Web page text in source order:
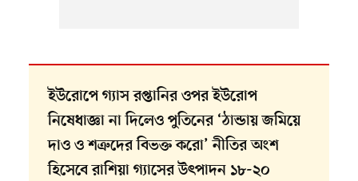
ইউরোপে গ্যাস রপ্তানির ওপর ইউরোপ
নিষেধাজ্ঞা না দিলেও পুতিনের ‘ঠান্ডায় জমিয়ে
দাও ও শত্রুদের বিভক্ত করো’ নীতির অংশ
হিসেবে রাশিয়া গ্যাসের উৎপাদন ১৮-২০